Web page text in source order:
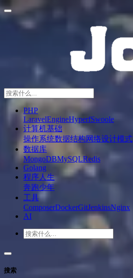
PHP
LaravelEngineHyperfSwoole
计算机基础
操作系统数据结构网络设计模式
数据库
MongoDBMySQLRedis
Golang
程序人生
奔跑少年
工具
ComposerDockerGitJenkinsNginx
AI
搜索